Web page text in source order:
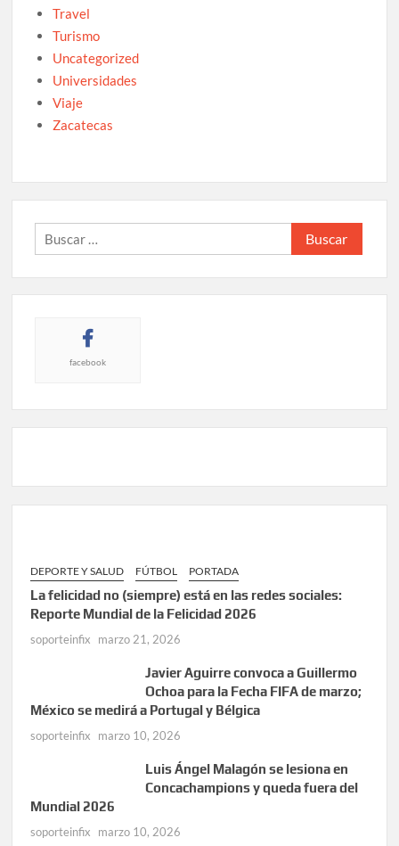
Travel
Turismo
Uncategorized
Universidades
Viaje
Zacatecas
Buscar:
facebook
DEPORTE Y SALUD FÚTBOL PORTADA
La felicidad no (siempre) está en las redes sociales:
Reporte Mundial de la Felicidad 2026
soporteinfix marzo 21, 2026
Javier Aguirre convoca a Guillermo
Ochoa para la Fecha FIFA de marzo;
México se medirá a Portugal y Bélgica
soporteinfix marzo 10, 2026
Luis Ángel Malagón se lesiona en
Concachampions y queda fuera del
Mundial 2026
soporteinfix marzo 10, 2026